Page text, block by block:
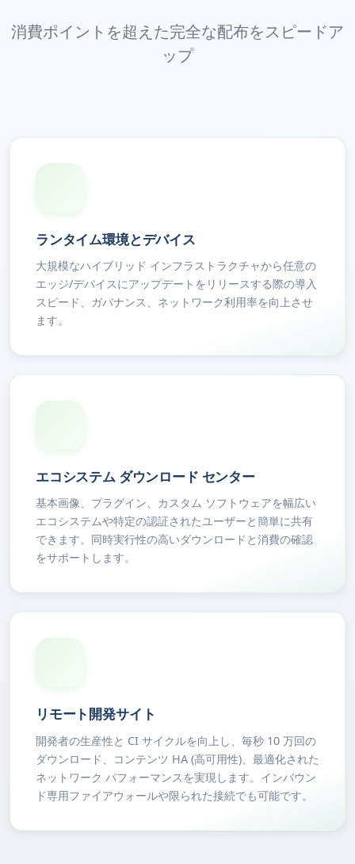
消費ポイントを超えた完全な配布をスピードア
ップ
ランタイム環境とデバイス
大規模なハイブリッド インフラストラクチャから任意の
エッジ/デバイスにアップデートをリリースする際の導入
スピード、ガバナンス、ネットワーク利用率を向上させ
ます。
エコシステム ダウンロード センター
基本画像、プラグイン、カスタム ソフトウェアを幅広い
エコシステムや特定の認証されたユーザーと簡単に共有
できます。同時実行性の高いダウンロードと消費の確認
をサポートします。
リモート開発サイト
開発者の生産性と CI サイクルを向上し、毎秒 10 万回の
ダウンロード、コンテンツ HA (高可用性)、最適化された
ネットワーク パフォーマンスを実現します。インバウン
ド専用ファイアウォールや限られた接続でも可能です。